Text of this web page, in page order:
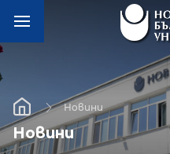
Новини
Новини